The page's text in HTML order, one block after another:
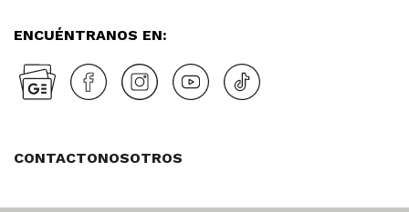
ENCUÉNTRANOS EN:
CONTACTONOSOTROS